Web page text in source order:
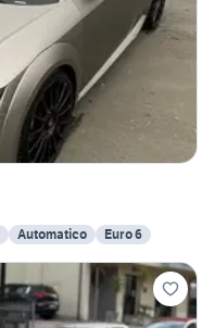
Automatico Euro 6